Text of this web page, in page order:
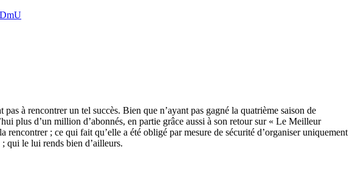
à rencontrer un tel succès. Bien que n’ayant pas gagné la quatrième saison de
plus d’un million d’abonnés, en partie grâce aussi à son retour sur « Le Meilleur
; ce qui fait qu’elle a été obligé par mesure de sécurité d’organiser uniquement
qui le lui rends bien d’ailleurs.